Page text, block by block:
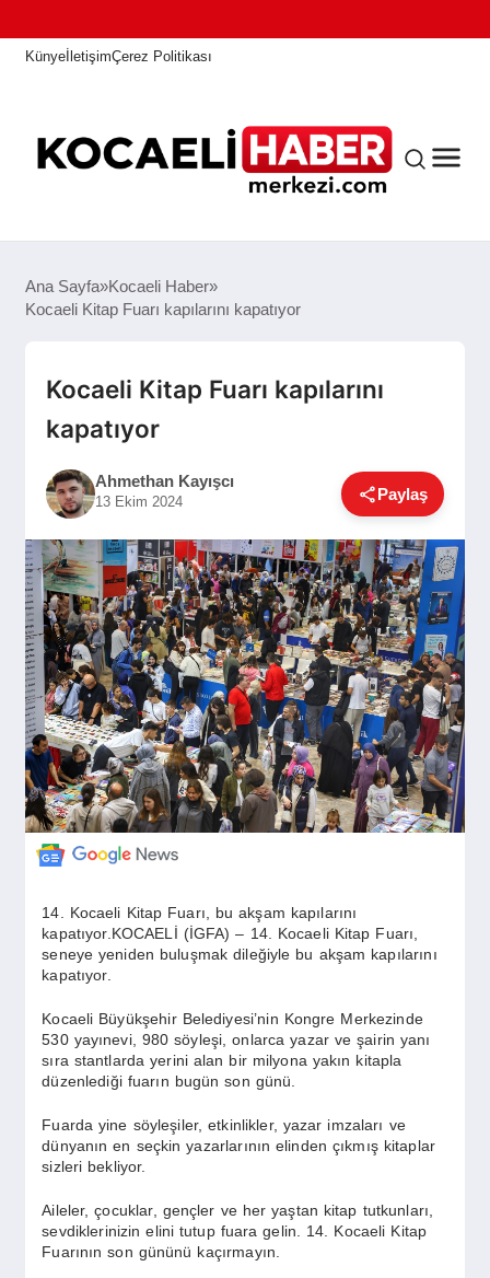
KünyeİletişimÇerez Politikası
ANASAYFA
ASAYIŞ
GÜNDEM
SIYASET
EĞITIM
EKONOMI
DÜNYA
SAĞLIK
SPOR
YAŞAM
Ana Sayfa Kocaeli Haber
Kocaeli Kitap Fuarı kapılarını kapatıyor
Kocaeli Kitap Fuarı kapılarını
kapatıyor
Ahmethan Kayışcı
13 Ekim 2024 Paylaş
14. Kocaeli Kitap Fuarı, bu akşam kapılarını
kapatıyor.KOCAELİ (İGFA) – 14. Kocaeli Kitap Fuarı,
seneye yeniden buluşmak dileğiyle bu akşam kapılarını
kapatıyor.
Kocaeli Büyükşehir Belediyesi’nin Kongre Merkezinde
530 yayınevi, 980 söyleşi, onlarca yazar ve şairin yanı
sıra stantlarda yerini alan bir milyona yakın kitapla
düzenlediği fuarın bugün son günü.
Fuarda yine söyleşiler, etkinlikler, yazar imzaları ve
dünyanın en seçkin yazarlarının elinden çıkmış kitaplar
sizleri bekliyor.
Aileler, çocuklar, gençler ve her yaştan kitap tutkunları,
sevdiklerinizin elini tutup fuara gelin. 14. Kocaeli Kitap
Fuarının son gününü kaçırmayın.